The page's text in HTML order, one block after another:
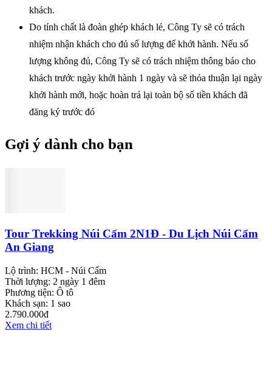
khách.
Do tính chất là đoàn ghép khách lẻ, Công Ty sẽ có trách
nhiệm nhận khách cho đủ số lượng để khởi hành. Nếu số
lượng không đủ, Công Ty sẽ có trách nhiệm thông báo cho
khách trước ngày khởi hành 1 ngày và sẽ thỏa thuận lại ngày
khởi hành mới, hoặc hoàn trả lại toàn bộ số tiền khách đã
đăng ký trước đó
Gợi ý dành cho bạn
Tour Trekking Núi Cấm 2N1Đ - Du Lịch Núi Cấm
An Giang
Lộ trình: HCM - Núi Cấm
Thời lượng: 2 ngày 1 đêm
Phương tiện: Ô tô
Khách sạn: 1 sao
2.790.000đ
Xem chi tiết